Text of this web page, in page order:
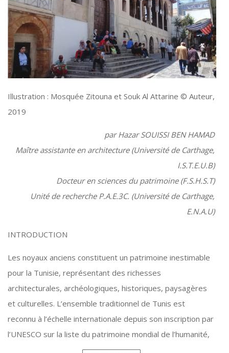
Illustration : Mosquée Zitouna et Souk Al Attarine © Auteur,
2019
par Hazar SOUISSI BEN HAMAD
Maître assistante en architecture (Université de Carthage,
I.S.T.E.U.B)
Docteur en sciences du patrimoine (F.S.H.S.T)
Unité de recherche P.A.E.3C. (Université de Carthage,
E.N.A.U)
INTRODUCTION
Les noyaux anciens constituent un patrimoine inestimable
pour la Tunisie, représentant des richesses
architecturales, archéologiques, historiques, paysagères
et culturelles. L’ensemble traditionnel de Tunis est
reconnu à l’échelle internationale depuis son inscription par
l’UNESCO sur la liste du patrimoine mondial de l’humanité,